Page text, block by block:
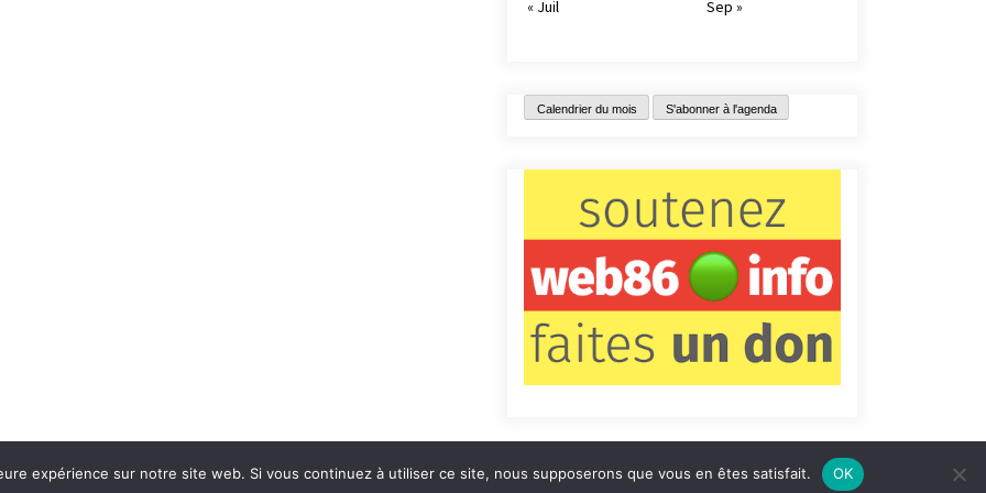
« Juil
Sep »
Calendrier du mois S'abonner à l'agenda
Contact Qui sommes-nous ? Informations légales
expérience sur notre site web. Si vous continuez à utiliser ce site, nous supposerons que vous en êtes satisfait. OK